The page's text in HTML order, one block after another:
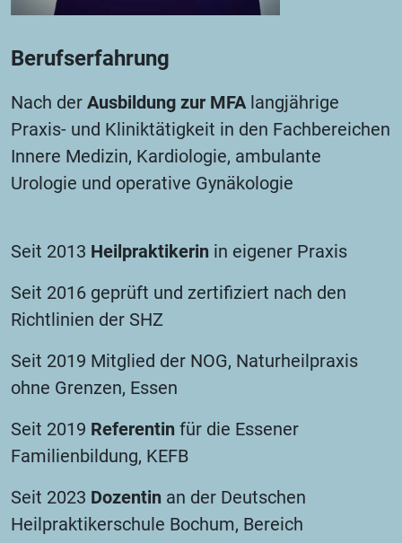
Berufserfahrung
Nach der Ausbildung zur MFAlangjährige
Praxis- und Kliniktätigkeit in den Fachbereichen
Innere Medizin, Kardiologie, ambulante
Urologie und operative Gynäkologie
Seit 2013 Heilpraktikerin in eigener Praxis
Seit 2016 geprüft und zertifiziert nach den
Richtlinien der SHZ
Seit 2019 Mitglied der NOG, Naturheilpraxis
ohne Grenzen, Essen
Seit 2019 Referentin für die Essener
Familienbildung, KEFB
Seit 2023 Dozentin an der Deutschen
Heilpraktikerschule Bochum, Bereich